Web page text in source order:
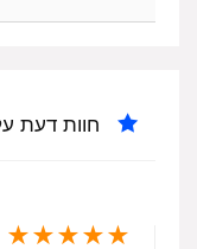
חוות דעת
★
★
★
★
★